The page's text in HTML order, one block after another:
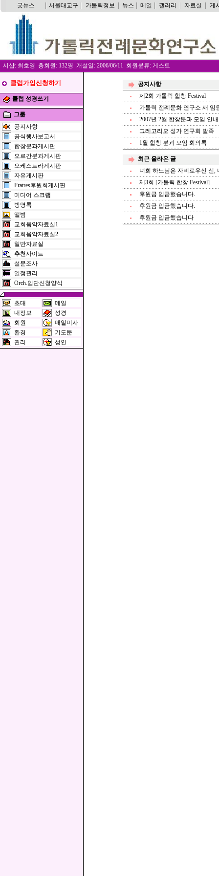
굿뉴스 서울대교구 가톨릭정보 뉴스 메일 갤러리 자료실 게
시샵: 최호영 총회원: 132명 개설일: 2006/06/11 회원분류: 게스트
클럽가입신청하기
클럽 성경쓰기
그룹
공지사항
공식행사보고서
합창분과게시판
오르간분과게시판
오케스트라게시판
자유게시판
Fratres후원회게시판
미디어 스크랩
방명록
앨범
교회음악자료실1
교회음악자료실2
일반자료실
추천사이트
설문조사
일정관리
Orch.입단신청양식
초대
메일
내정보
성경
회원
매일미사
환경
기도문
관리
성인
공지사항
제2회 가톨릭 합창 Festival
가톨릭 전례문화 연구소 새 임
2007년 2월 합창분과 모임 안내
그레고리오 성가 연구회 발족
1월 합창 분과 모임 회의록
최근 올라온 글
너희 하느님은 자비로우신 신,
제3회 [가톨릭 합창 Festival]
후원금 입금했습니다.
후원금 입금했습니다.
후원금 입금했습니다